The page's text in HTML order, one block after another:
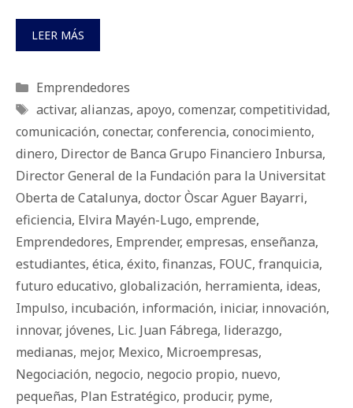
LEER MÁS
Categorías
Emprendedores
Etiquetas
activar, alianzas, apoyo, comenzar, competitividad,
comunicación, conectar, conferencia, conocimiento,
dinero, Director de Banca Grupo Financiero Inbursa,
Director General de la Fundación para la Universitat
Oberta de Catalunya, doctor Òscar Aguer Bayarri,
eficiencia, Elvira Mayén-Lugo, emprende,
Emprendedores, Emprender, empresas, enseñanza,
estudiantes, ética, éxito, finanzas, FOUC, franquicia,
futuro educativo, globalización, herramienta, ideas,
Impulso, incubación, información, iniciar, innovación,
innovar, jóvenes, Lic. Juan Fábrega, liderazgo,
medianas, mejor, Mexico, Microempresas,
Negociación, negocio, negocio propio, nuevo,
pequeñas, Plan Estratégico, producir, pyme,